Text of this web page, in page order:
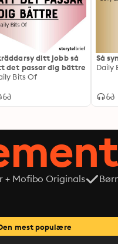
ditt jobb så
det passar dig bättre
Bits Of
Så
Daily
+ Mofibo Originals
mest populære